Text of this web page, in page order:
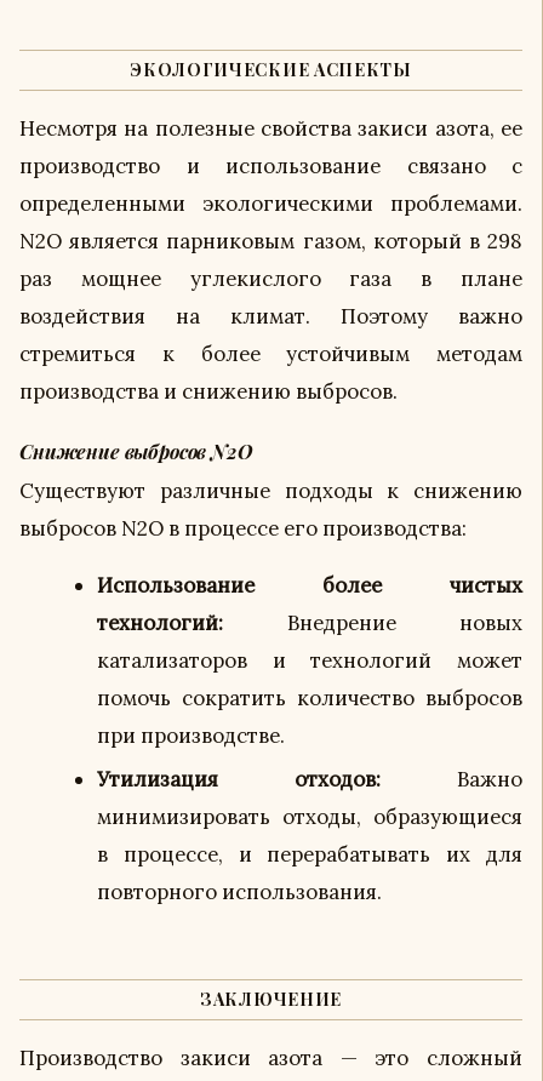
ЭКОЛОГИЧЕСКИЕ АСПЕКТЫ
Несмотря на полезные свойства закиси азота, ее
производство и использование связано с
определенными экологическими проблемами.
N2O является парниковым газом, который в 298
раз мощнее углекислого газа в плане
воздействия на климат. Поэтому важно
стремиться к более устойчивым методам
производства и снижению выбросов.
Снижение выбросов N2O
Существуют различные подходы к снижению
выбросов N2O в процессе его производства:
Использование более чистых
технологий: Внедрение новых
катализаторов и технологий может
помочь сократить количество выбросов
при производстве.
Утилизация отходов: Важно
минимизировать отходы, образующиеся
в процессе, и перерабатывать их для
повторного использования.
ЗАКЛЮЧЕНИЕ
Производство закиси азота — это сложный